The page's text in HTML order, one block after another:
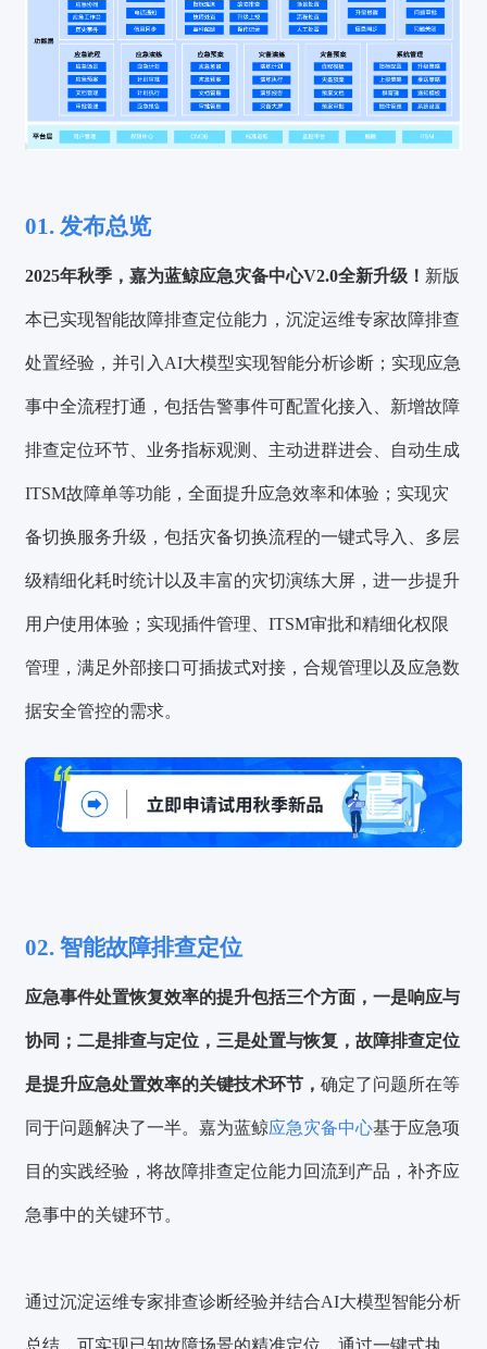
01. 发布总览
2025年秋季，嘉为蓝鲸应急灾备中心V2.0全新升级！ 新版
本已实现智能故障排查定位能力，沉淀运维专家故障排查
处置经验，并引入AI大模型实现智能分析诊断；实现应急
事中全流程打通，包括告警事件可配置化接入、新增故障
排查定位环节、业务指标观测、主动进群进会、自动生成
ITSM故障单等功能，全面提升应急效率和体验；实现灾
备切换服务升级，包括灾备切换流程的一键式导入、多层
级精细化耗时统计以及丰富的灾切演练大屏，进一步提升
用户使用体验；实现插件管理、ITSM审批和精细化权限
管理，满足外部接口可插拔式对接，合规管理以及应急数
据安全管控的需求。
02. 智能故障排查定位
应急事件处置恢复效率的提升包括三个方面，一是响应与
协同；二是排查与定位，三是处置与恢复，故障排查定位
是提升应急处置效率的关键技术环节，确定了问题所在等
同于问题解决了一半。嘉为蓝鲸应急灾备中心基于应急项
目的实践经验，将故障排查定位能力回流到产品，补齐应
急事中的关键环节。
通过沉淀运维专家排查诊断经验并结合AI大模型智能分析